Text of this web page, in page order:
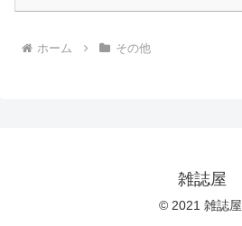
ホーム その他
雑誌屋
© 2021 雑誌屋.